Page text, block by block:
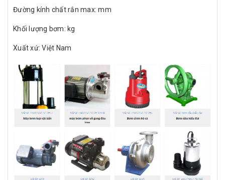
Đường kính chất rắn max: mm
Khối lượng bơm: kg
Xuất xứ: Việt Nam